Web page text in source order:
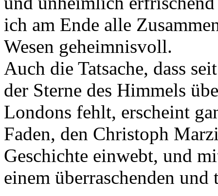
ich am Ende alle
Wesen geheimnisvoll.
Auch die Tatsache, dass
der Sterne des Himmels
Londons fehlt, erscheint
Faden, den Christoph
Geschichte einwebt, und
einem überraschenden